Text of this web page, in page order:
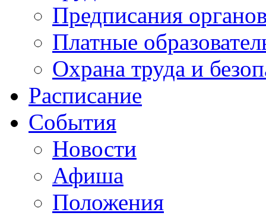
Предписания
Платные
Охрана труда и
Расписание
События
Новости
Афиша
Положения